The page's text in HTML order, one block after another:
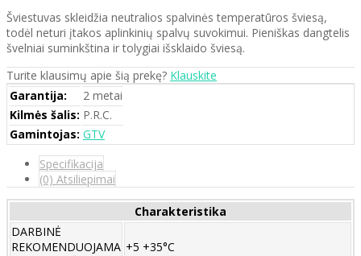
Šviestuvas skleidžia neutralios spalvinės temperatūros šviesą,
todėl neturi įtakos aplinkinių spalvų suvokimui. Pieniškas dangtelis
švelniai suminkština ir tolygiai išsklaido šviesą.
Turite klausimų apie šią prekę? Klauskite
Garantija:
2 metai
Kilmės šalis: P.R.C.
Gamintojas: GTV
Specifikacija
(0) Atsiliepimai
Charakteristika
DARBINĖ
REKOMENDUOJAMA +5 +35°C